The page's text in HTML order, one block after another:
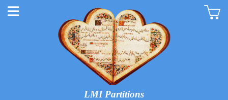
LMI Partitions